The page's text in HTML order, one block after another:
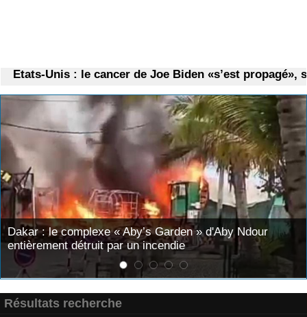
Etats-Unis : le cancer de Joe Biden «s’est propagé»,
Garden » d'Aby Ndour
incendie
Mary Teuw Niane : «Le
juges. Il finit toujours par
Résultats recherche